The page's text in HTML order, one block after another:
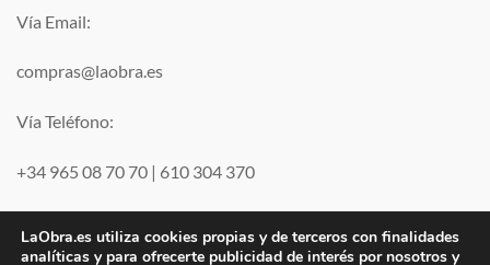
Vía Email:
compras@laobra.es
Vía Teléfono:
+34 965 08 70 70 | 610 304 370
LaObra.es utiliza cookies propias y de terceros con finalidades
analíticas y para ofrecerte publicidad de interés por nosotros y